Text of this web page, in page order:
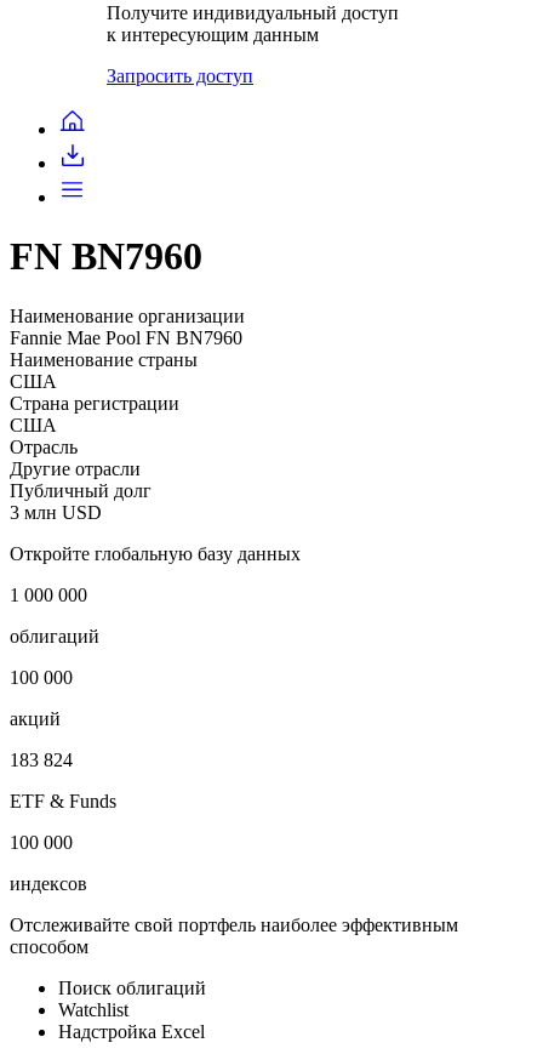
Получите индивидуальный доступ
к интересующим данным
Запросить доступ
FN BN7960
Наименование организации
Fannie Mae Pool FN BN7960
Наименование страны
США
Страна регистрации
США
Отрасль
Другие отрасли
Публичный долг
3 млн USD
Откройте глобальную базу данных
1 000 000
облигаций
100 000
акций
183 824
ETF & Funds
100 000
индексов
Отслеживайте свой портфель наиболее эффективным
способом
Поиск облигаций
Watchlist
Надстройка Excel